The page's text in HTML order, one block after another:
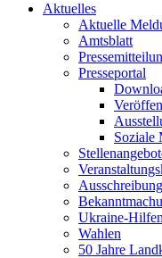
Aktuelles
Aktuelle
Amtsblatt
Presseportal
Soziale
Ukraine-Hilfen
Wahlen
50 Jahre